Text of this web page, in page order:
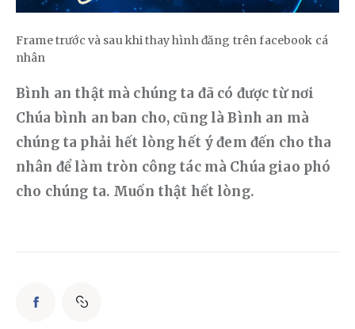
Frame trước và sau khi thay hình đăng trên facebook cá
nhân
Bình an thật mà chúng ta đã có được từ nơi
Chúa bình an ban cho, cũng là Bình an mà
chúng ta phải hết lòng hết ý đem đến cho tha
nhân để làm tròn công tác mà Chúa giao phó
cho chúng ta. Muốn thật hết lòng.